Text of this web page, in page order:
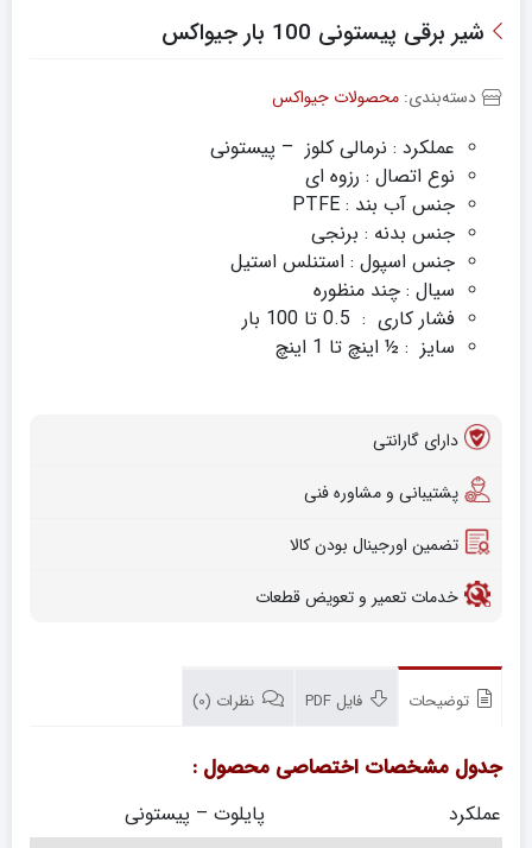
شیر برقی پیستونی 100 بار جیواکس
دسته‌بندی: محصولات جیواکس
عملکرد : نرمالی کلوز – پیستونی
نوع اتصال : رزوه ای
جنس آب بند : PTFE
جنس بدنه : برنجی
جنس اسپول : استنلس استیل
سیال : چند منظوره
فشار کاری : 0.5 تا 100 بار
سایز : ½ اینچ تا 1 اینچ
دارای گارانتی
پشتیبانی و مشاوره فنی
تضمین اورجینال بودن کالا
خدمات تعمیر و تعویض قطعات
توضیحات فایل PDF نظرات (0)
جدول مشخصات اختصاصی محصول :
عملکرد
پایلوت – پیستونی